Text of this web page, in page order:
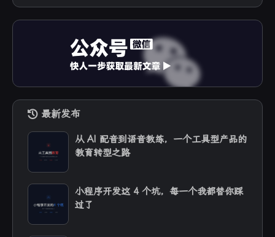
最新发布
从 AI 配音到语音教练，一个工具型产品的
教育转型之路
小程序开发这 4 个坑，每一个我都替你踩
过了